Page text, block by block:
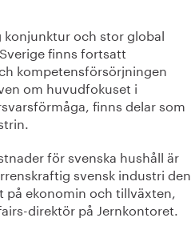
konjunktur och stor global
finns fortsatt
kompetensförsörjningen
om huvudfokuset i
finns delar som
för svenska hushåll är
svensk industri den
ekonomin och tillväxten,
direktör på Jernkontoret.